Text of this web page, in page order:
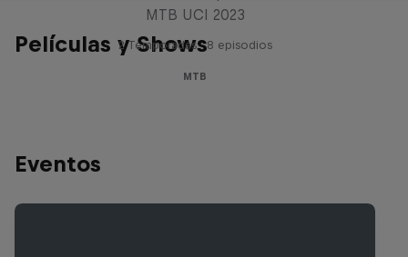
Películas y Shows
MTB UCI 2023
2 Temporadas · 8 episodios
MTB
Eventos